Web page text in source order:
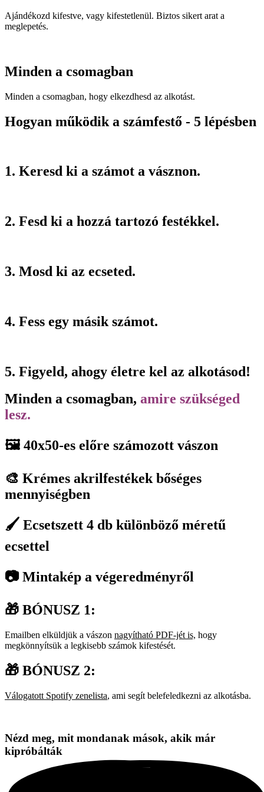
Ajándékozd kifestve, vagy kifestetlenül. Biztos sikert arat a
meglepetés.
Minden a csomagban
Minden a csomagban, hogy elkezdhesd az alkotást.
Hogyan működik a számfestő - 5 lépésben
1. Keresd ki a számot a vásznon.
2. Fesd ki a hozzá tartozó festékkel.
3. Mosd ki az ecseted.
4. Fess egy másik számot.
5. Figyeld, ahogy életre kel az alkotásod!
Minden a csomagban, amire szükséged
lesz.
🖼️ 40x50-es előre számozott vászon
🎨 Krémes akrilfestékek bőséges
mennyiségben
🖌️ Ecsetszett 4 db különböző méretű
ecsettel
📷 Mintakép a végeredményről
🎁 BÓNUSZ 1:
Emailben elküldjük a vászon nagyítható PDF-jét is, hogy
megkönnyítsük a legkisebb számok kifestését.
🎁 BÓNUSZ 2:
Válogatott Spotify zenelista, ami segít belefeledkezni az alkotásba.
Nézd meg, mit mondanak mások, akik már
kipróbálták